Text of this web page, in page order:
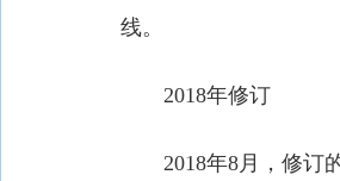
线。
2018年修订
2018年8月，修订的